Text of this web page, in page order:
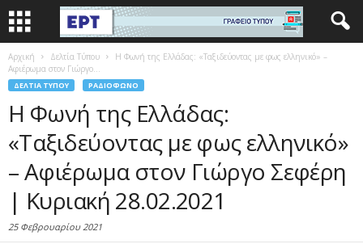
Αρχική Δελτία Τύπου
H Φωνή της Ελλάδας: «Ταξιδεύοντας με φως ελληνικό» –
Αφιέρωμα στον Γιώργο...
ΔΕΛΤΊΑ ΤΎΠΟΥ ΡΑΔΙΌΦΩΝΟ
H Φωνή της Ελλάδας:
«Ταξιδεύοντας με φως ελληνικό»
– Αφιέρωμα στον Γιώργο Σεφέρη
| Κυριακή 28.02.2021
25 Φεβρουαρίου 2021